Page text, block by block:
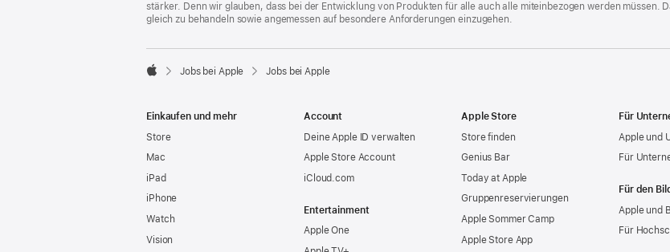
stärker. Denn wir glauben, dass bei der Entwicklung von Produkten für alle auch alle miteinbezogen werden müssen.
gleich zu behandeln sowie angemessen auf besondere Anforderungen einzugehen.

Jobs bei Apple Jobs bei Apple
Einkaufen und mehr
Store
Mac
iPad
iPhone
Watch
Vision
Account
Deine Apple ID verwalten
Apple Store Account
iCloud.com
Entertainment
Apple One
Apple Store
Store finden
Genius Bar
Today at Apple
Gruppen­reservierungen
Apple Sommer Camp
Apple Store App
Für
Apple und
Für
Für den
Apple und
Für